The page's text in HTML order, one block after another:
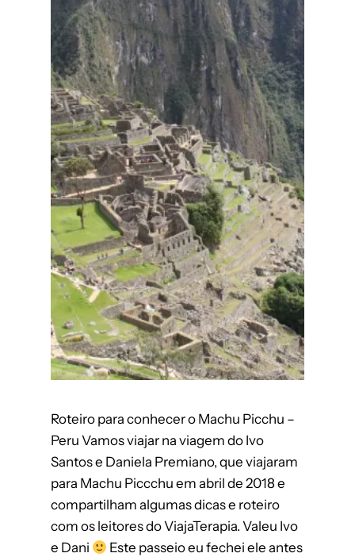
Roteiro para conhecer o Machu Picchu –
Peru Vamos viajar na viagem do Ivo
Santos e Daniela Premiano, que viajaram
para Machu Piccchu em abril de 2018 e
compartilham algumas dicas e roteiro
com os leitores do ViajaTerapia. Valeu Ivo
e Dani
Este passeio eu fechei ele antes